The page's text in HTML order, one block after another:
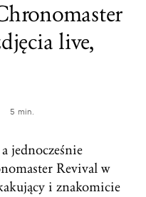
live,
5 min.
jednocześnie
Revival w
i znakomicie